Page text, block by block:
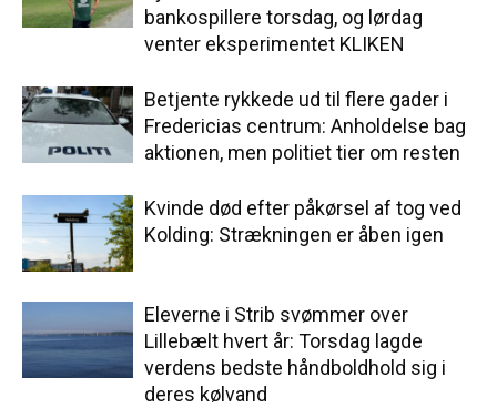
bankospillere torsdag, og lørdag
venter eksperimentet KLIKEN
Betjente rykkede ud til flere gader i
Fredericias centrum: Anholdelse bag
aktionen, men politiet tier om resten
Kvinde død efter påkørsel af tog ved
Kolding: Strækningen er åben igen
Eleverne i Strib svømmer over
Lillebælt hvert år: Torsdag lagde
verdens bedste håndboldhold sig i
deres kølvand